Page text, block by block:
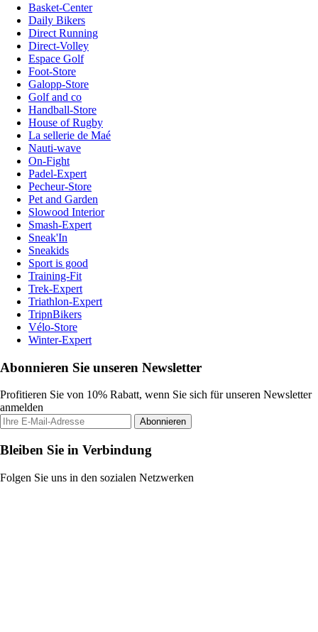
Basket-Center
Daily Bikers
Direct Running
Direct-Volley
Espace Golf
Foot-Store
Galopp-Store
Golf and co
Handball-Store
House of Rugby
La sellerie de Maé
Nauti-wave
On-Fight
Padel-Expert
Pecheur-Store
Pet and Garden
Slowood Interior
Smash-Expert
Sneak'In
Sneakids
Sport is good
Training-Fit
Trek-Expert
Triathlon-Expert
TripnBikers
Vélo-Store
Winter-Expert
Abonnieren Sie unseren Newsletter
Profitieren Sie von 10% Rabatt, wenn Sie sich für unseren Newsletter
anmelden
Abonnieren
Bleiben Sie in Verbindung
Folgen Sie uns in den sozialen Netzwerken